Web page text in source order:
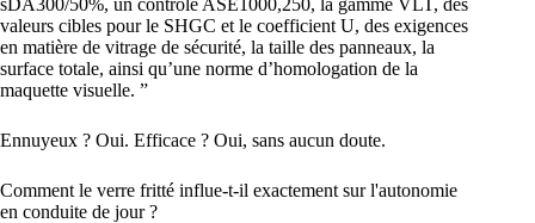
sDA300/50%, un contrôle ASE1000,250, la gamme VLT, des
valeurs cibles pour le SHGC et le coefficient U, des exigences
en matière de vitrage de sécurité, la taille des panneaux, la
surface totale, ainsi qu’une norme d’homologation de la
maquette visuelle. ”
Ennuyeux ? Oui. Efficace ? Oui, sans aucun doute.
Comment le verre fritté influe-t-il exactement sur l'autonomie
en conduite de jour ?